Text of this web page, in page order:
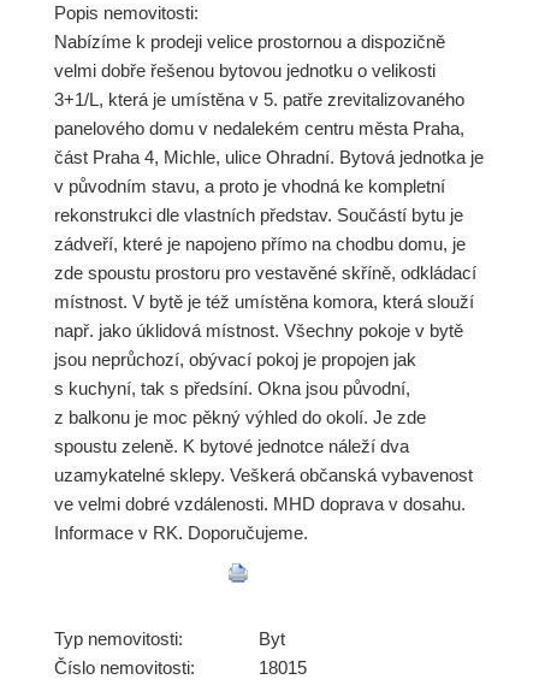
Popis nemovitosti:
Nabízíme k prodeji velice prostornou a dispozičně
velmi dobře řešenou bytovou jednotku o velikosti
3+1/L, která je umístěna v 5. patře zrevitalizovaného
panelového domu v nedalekém centru města Praha,
část Praha 4, Michle, ulice Ohradní. Bytová jednotka je
v původním stavu, a proto je vhodná ke kompletní
rekonstrukci dle vlastních představ. Součástí bytu je
zádveří, které je napojeno přímo na chodbu domu, je
zde spoustu prostoru pro vestavěné skříně, odkládací
místnost. V bytě je též umístěna komora, která slouží
např. jako úklidová místnost. Všechny pokoje v bytě
jsou neprůchozí, obývací pokoj je propojen jak
s kuchyní, tak s předsíní. Okna jsou původní,
z balkonu je moc pěkný výhled do okolí. Je zde
spoustu zeleně. K bytové jednotce náleží dva
uzamykatelné sklepy. Veškerá občanská vybavenost
ve velmi dobré vzdálenosti. MHD doprava v dosahu.
Informace v RK. Doporučujeme.
Typ nemovitosti:
Byt
Číslo nemovitosti:
18015